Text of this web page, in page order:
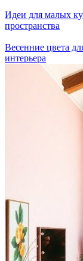
Идеи для малых
пространства
Весенние цвета
интерьера